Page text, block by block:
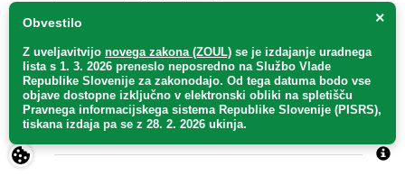
– (lahko) vpliva na trgovanje med vsaj dvema državama
članicama Evropske unije.
PREBERI VEČ
×
Obvestilo
Z uveljavitvijo novega zakona (ZOUL) se je izdajanje uradnega
lista s 1. 3. 2026 preneslo neposredno na Službo Vlade
Republike Slovenije za zakonodajo. Od tega datuma bodo vse
objave dostopne izključno v elektronski obliki na spletišču
Pravnega informacijskega sistema Republike Slovenije (PISRS),
tiskana izdaja pa se z 28. 2. 2026 ukinja.